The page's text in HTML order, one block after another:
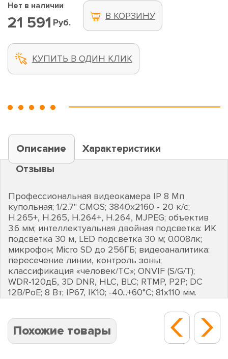
Нет в наличии
21 591 Руб.
В КОРЗИНУ
КУПИТЬ В ОДИН КЛИК
Описание
Характеристики
Отзывы
Профессиональная видеокамера IP 8 Мп
купольная; 1/2.7" CMOS; 3840х2160 - 20 к/с;
Н.265+, H.265, H.264+, H.264, MJPEG; объектив
3.6 мм; интеллектуальная двойная подсветка: ИК
подсветка 30 м, LED подсветка 30 м; 0.008лк;
микрофон; Micro SD до 256ГБ; видеоаналитика:
пересечение линии, контроль зоны;
классификация «человек/ТС»; ONVIF (S/G/T);
WDR-120дБ, 3D DNR, HLC, BLC; RTMP, P2P; DC
12В/PoE; 8 Вт; IP67, IK10; -40...+60°C; 81х110 мм.
Похожие товары